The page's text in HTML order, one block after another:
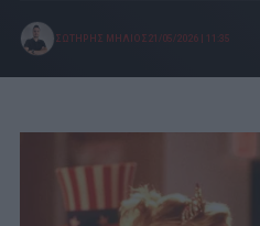
ΣΩΤΗΡΗΣ ΜΗΛΙΟΣ 21/05/2026 11:35